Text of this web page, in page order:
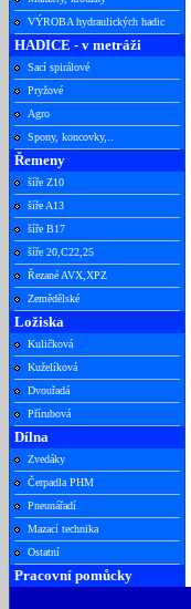
VÝROBA hydraulických hadic
HADICE - v metráži
Sací spirálové
Pryžové
Agro
Spony, koncovky,..
Řemeny
šíře Z10
šíře A13
šíře B17
šíře 20,C22,25
Řezané AVX,XPZ
Zemědělské
Ložiska
Kuličková
Kuželíková
Dvouřadá
Přírubová
Dílna
Zvedáky
Čerpadla PHM
Pneunářadí
Mazací technika
Ostatní
Pracovní pomůcky